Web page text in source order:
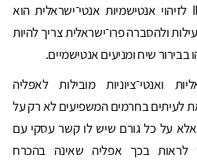
יישום המסמך של IHRA לזיהוי אנטישמיות אנטי־ישראלית הוא
ולהסברה פרו־ישראלית צריך להיות
שיח ומניעים אנטישמיים.
ואנטי־ציוניות מובילות לאפליה
לעיתים בחרמים המשפיעים לא רק על
אלא על כל גורם שיש לו קשר עסקי עם
בכך אפליה שאינה בהכרח